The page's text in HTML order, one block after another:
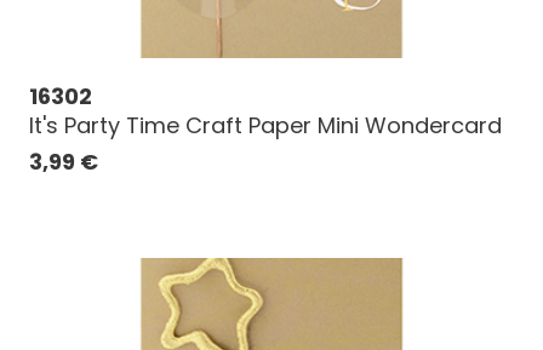
16302
It's Party Time Craft Paper Mini Wondercard
3,99 €